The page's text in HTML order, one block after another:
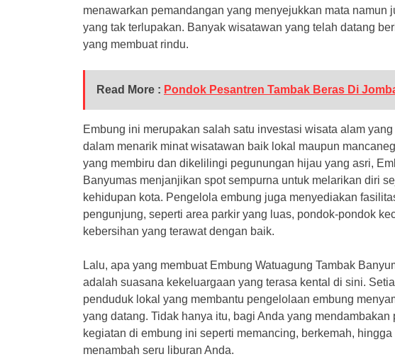
menawarkan pemandangan yang menyejukkan mata namun
yang tak terlupakan. Banyak wisatawan yang telah datang
yang membuat rindu.
Read More : Pondok Pesantren Tambak Beras Di
Embung ini merupakan salah satu investasi wisata alam
dalam menarik minat wisatawan baik lokal maupun
yang membiru dan dikelilingi pegunungan hijau yang asri,
Banyumas menjanjikan spot sempurna untuk melarikan diri
kehidupan kota. Pengelola embung juga menyediakan
pengunjung, seperti area parkir yang luas, pondok-pondok
kebersihan yang terawat dengan baik.
Lalu, apa yang membuat Embung Watuagung Tambak
adalah suasana kekeluargaan yang terasa kental di sini.
penduduk lokal yang membantu pengelolaan embung
yang datang. Tidak hanya itu, bagi Anda yang mendambakan
kegiatan di embung ini seperti memancing, berkemah,
menambah seru liburan Anda.